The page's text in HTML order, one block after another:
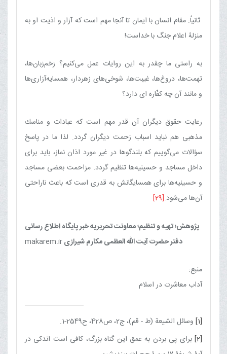
ثانیاً: مقام انسان با ایمان تا آنجا مهم است كه آزار و اذیت او به
منزلۀ اعلام جنگ با خداست!
به راستی ما چقدر به این روایات عمل می‌كنیم‌؟ زخم‌زبان‌ها،
تهمت‌ها، دروغ‌ها، غیبت‌ها، شوخی‌های زهردار، همسایه‌آزاری‌ها
و مانند آن چه كفّاره ای دارد؟
رعایت حقوق دیگران آن قدر مهم است كه عبادات و مناسك
مذهبی هم نباید اسباب زحمت دیگران گردد. لذا ما در پاسخ
سؤالات می‌گوییم كه بلندگوها در غیر مورد اذان نماز، باید برای
داخل مساجد و حسینیه‌ها تنظیم گردد. مزاحمت بعضی مساجد
و حسینیه‌ها برای همسایگانش به قدری است كه باعث ناراحتی
آن‌ها می‌شود.[29]
پژوهش؛ تهیه و تنظیم؛ معاونت تحریریه خبر پایگاه اطلاع رسانی
دفتر حضرت آیت الله العظمی مکارم شیرازیmakarem.ir
منبع:
آداب معاشرت در اسلام
[1] وسائل الشیعة (ط - قم)، ج‏2، ص428، ح2549-1.
[2] براى پى بردن به عمق این گناه بزرگ، كافى است اندكى در